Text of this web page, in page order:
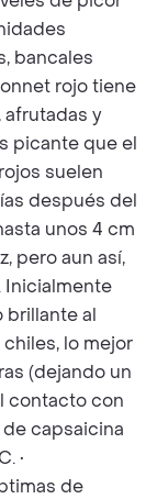
bancales
rojo tiene
y
picante que el
suelen
después del
unos 4 cm
pero aun así,
Inicialmente
brillante al
lo mejor
(dejando un
contacto con
capsaicina
•
de